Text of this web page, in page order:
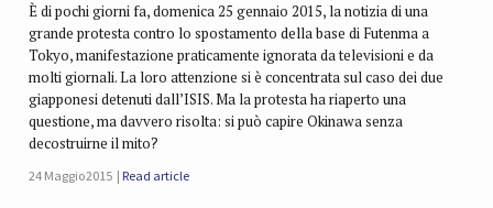
È di pochi giorni fa, domenica 25 gennaio 2015, la notizia di una
grande protesta contro lo spostamento della base di Futenma a
Tokyo, manifestazione praticamente ignorata da televisioni e da
molti giornali. La loro attenzione si è concentrata sul caso dei due
giapponesi detenuti dall’ISIS. Ma la protesta ha riaperto una
questione, ma davvero risolta: si può capire Okinawa senza
decostruirne il mito?
24 Maggio 2015 Read article